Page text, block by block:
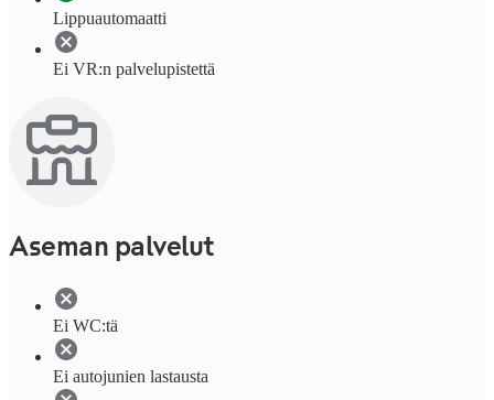
Lippuautomaatti
Ei VR:n palvelupistettä
Aseman palvelut
Ei WC:tä
Ei autojunien lastausta